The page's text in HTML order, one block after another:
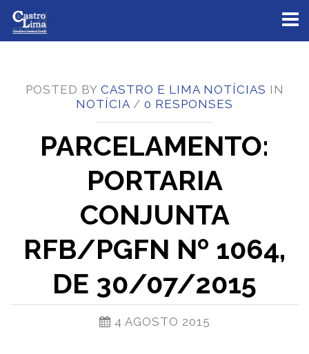
POSTED BY CASTRO E LIMA NOTÍCIAS IN
NOTÍCIA / 0 RESPONSES
PARCELAMENTO:
PORTARIA
CONJUNTA
RFB/PGFN Nº 1064,
DE 30/07/2015
4 AGOSTO 2015